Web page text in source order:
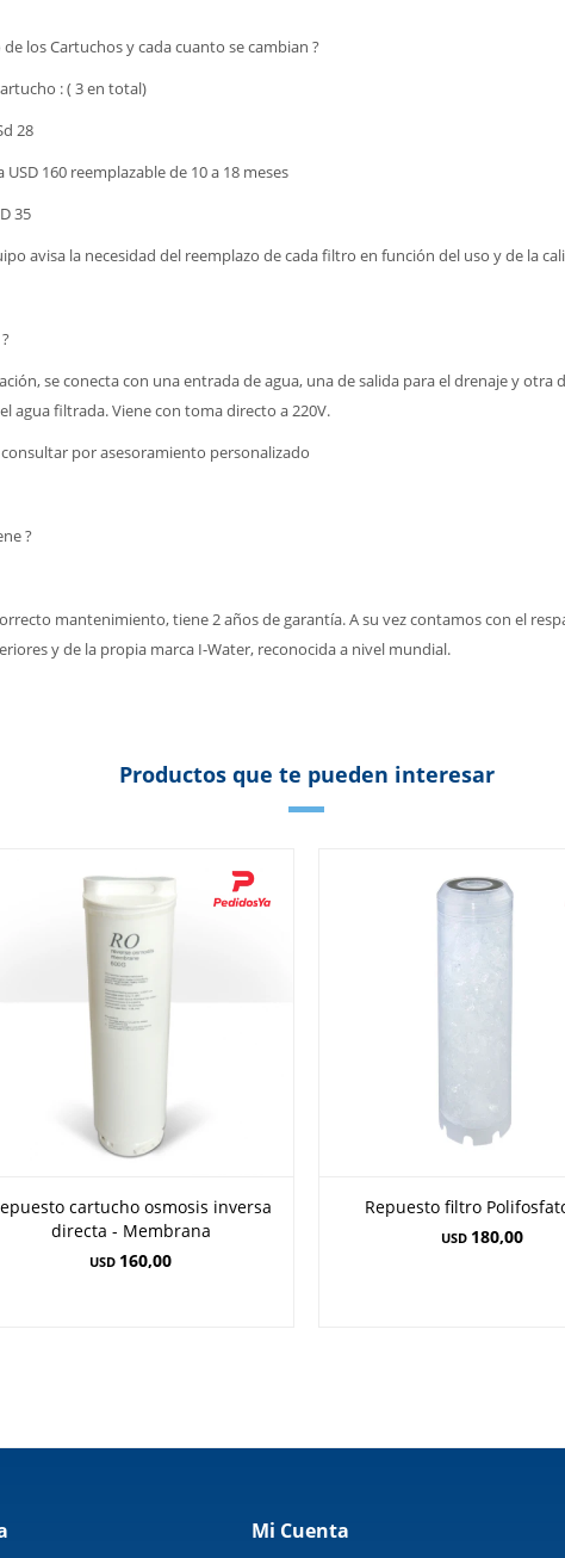
de los Cartuchos y cada cuanto se cambian ?
: ( 3 en total)
28
USD 160 reemplazable de 10 a 18 meses
35
avisa la necesidad del reemplazo de cada filtro en función del uso y de la
se conecta con una entrada de agua, una de salida para el drenaje y otra
agua filtrada. Viene con toma directo a 220V.
por asesoramiento personalizado
?
mantenimiento, tiene 2 años de garantía. A su vez contamos con el
y de la propia marca I-Water, reconocida a nivel mundial.
Productos que te pueden interesar
cartucho osmosis inversa
directa - Membrana
USD 160,00
Repuesto filtro
USD 180,00
Mi Cuenta